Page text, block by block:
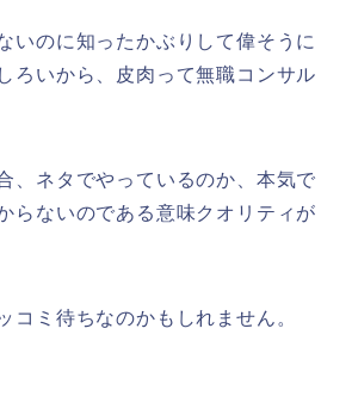
いのに知ったかぶりして偉そうに
ろいから、皮肉って無職コンサル
、ネタでやっているのか、本気で
らないのである意味クオリティが
コミ待ちなのかもしれません。